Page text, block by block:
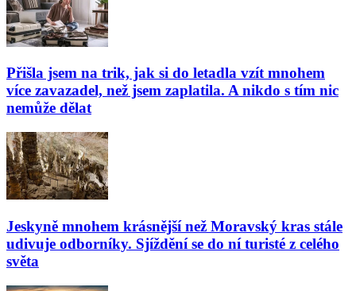
Přišla jsem na trik, jak si do letadla vzít mnohem
více zavazadel, než jsem zaplatila. A nikdo s tím nic
nemůže dělat
Jeskyně mnohem krásnější než Moravský kras stále
udivuje odborníky. Sjíždění se do ní turisté z celého
světa